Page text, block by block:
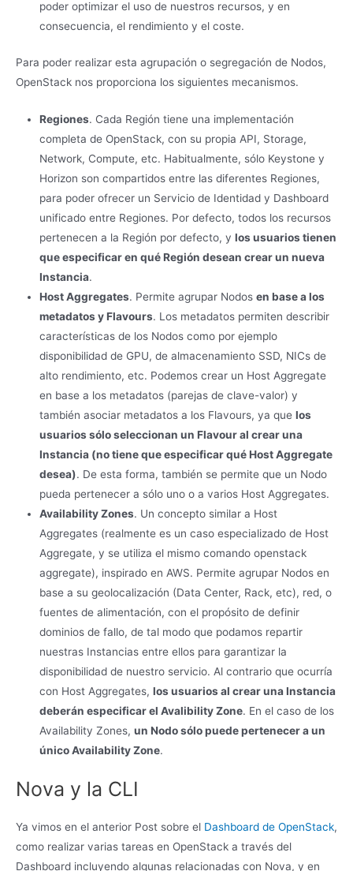
poder optimizar el uso de nuestros recursos, y en
consecuencia, el rendimiento y el coste.
Para poder realizar esta agrupación o segregación de Nodos,
OpenStack nos proporciona los siguientes mecanismos.
Regiones. Cada Región tiene una implementación
completa de OpenStack, con su propia API, Storage,
Network, Compute, etc. Habitualmente, sólo Keystone y
Horizon son compartidos entre las diferentes Regiones,
para poder ofrecer un Servicio de Identidad y Dashboard
unificado entre Regiones. Por defecto, todos los recursos
pertenecen a la Región por defecto, y los usuarios tienen
que especificar en qué Región desean crear un nueva
Instancia.
Host Aggregates. Permite agrupar Nodos en base a los
metadatos y Flavours. Los metadatos permiten describir
características de los Nodos como por ejemplo
disponibilidad de GPU, de almacenamiento SSD, NICs de
alto rendimiento, etc. Podemos crear un Host Aggregate
en base a los metadatos (parejas de clave-valor) y
también asociar metadatos a los Flavours, ya que los
usuarios sólo seleccionan un Flavour al crear una
Instancia (no tiene que especificar qué Host Aggregate
desea). De esta forma, también se permite que un Nodo
pueda pertenecer a sólo uno o a varios Host Aggregates.
Availability Zones. Un concepto similar a Host
Aggregates (realmente es un caso especializado de Host
Aggregate, y se utiliza el mismo comando openstack
aggregate), inspirado en AWS. Permite agrupar Nodos en
base a su geolocalización (Data Center, Rack, etc), red, o
fuentes de alimentación, con el propósito de definir
dominios de fallo, de tal modo que podamos repartir
nuestras Instancias entre ellos para garantizar la
disponibilidad de nuestro servicio. Al contrario que ocurría
con Host Aggregates, los usuarios al crear una Instancia
deberán especificar el Avalibility Zone. En el caso de los
Availability Zones, un Nodo sólo puede pertenecer a un
único Availability Zone.
Nova y la CLI
Ya vimos en el anterior Post sobre el Dashboard de OpenStack,
como realizar varias tareas en OpenStack a través del
Dashboard incluyendo algunas relacionadas con Nova, y en